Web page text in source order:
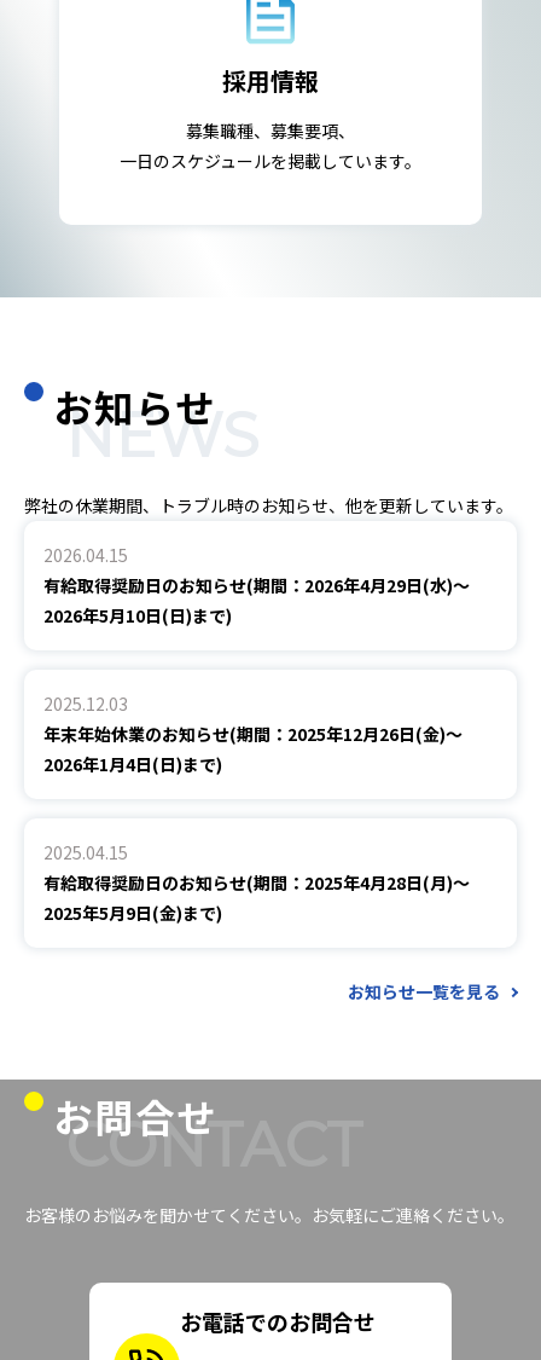
採用情報
募集職種、募集要項、
一日のスケジュールを掲載しています。
お知らせ
NEWS
弊社の休業期間、トラブル時のお知らせ、他を更新しています。
2026.04.15
有給取得奨励日のお知らせ(期間：2026年4月29日(水)～
2026年5月10日(日)まで)
2025.12.03
年末年始休業のお知らせ(期間：2025年12月26日(金)～
2026年1月4日(日)まで)
2025.04.15
有給取得奨励日のお知らせ(期間：2025年4月28日(月)～
2025年5月9日(金)まで)
お知らせ一覧を見る
お問合せ
CONTACT
お客様のお悩みを聞かせてください。お気軽にご連絡ください。
お電話でのお問合せ